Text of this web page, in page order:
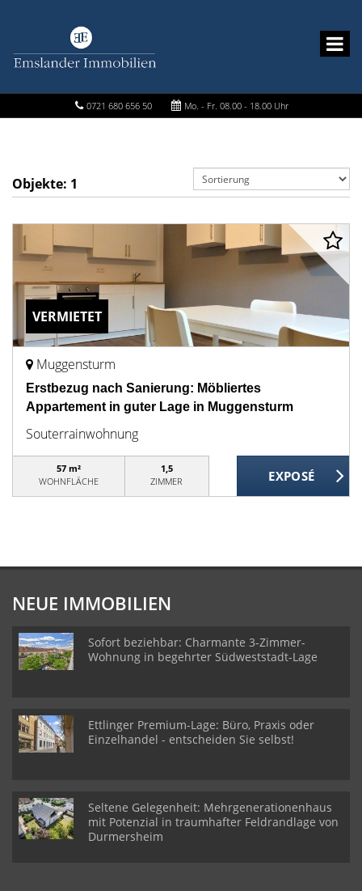
0721 680 656 50 Mo. - Fr. 08.00 - 18.00 Uhr
Objekte: 1
VERMIETET
Muggensturm
Erstbezug nach Sanierung: Möbliertes
Appartement in guter Lage in Muggensturm
Souterrainwohnung
57 m²
WOHNFLÄCHE
1,5
ZIMMER
NEUE IMMOBILIEN
Sofort beziehbar: Charmante 3-Zimmer-
Wohnung in begehrter Südweststadt-Lage
Ettlinger Premium-Lage: Büro, Praxis oder
Einzelhandel - entscheiden Sie selbst!
Seltene Gelegenheit: Mehrgenerationenhaus
mit Potenzial in traumhafter Feldrandlage von
Durmersheim